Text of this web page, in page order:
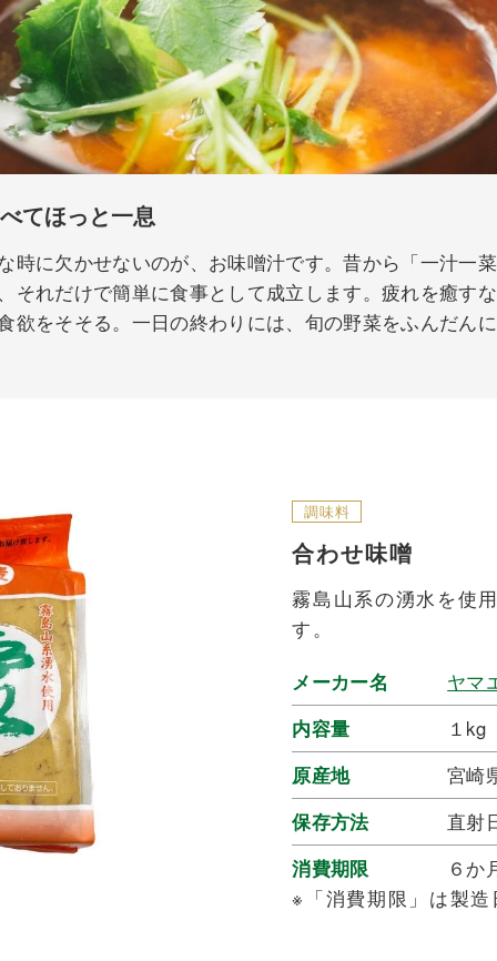
てほっと一息
時に欠かせないのが、お味噌汁です。昔から「一汁一
それだけで簡単に食事として成立します。疲れを癒す
欲をそそる。一日の終わりには、旬の野菜をふんだん
調味料
合わせ味噌
霧島山系の湧水を使
す。
メーカー名
ヤマ
内容量
１kg
原産地
宮崎
保存方法
直射
消費期限
６か
※「消費期限」は製